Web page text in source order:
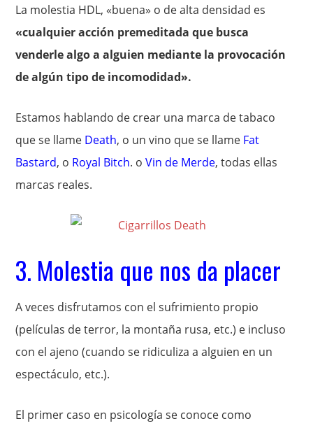
La molestia HDL, «buena» o de alta densidad es
«cualquier acción premeditada que busca
venderle algo a alguien mediante la provocación
de algún tipo de incomodidad».
Estamos hablando de crear una marca de tabaco
que se llame Death, o un vino que se llame Fat
Bastard, o Royal Bitch. oVin de Merde, todas ellas
marcas reales.
3. Molestia que nos da placer
A veces disfrutamos con el sufrimiento propio
(películas de terror, la montaña rusa, etc.) e incluso
con el ajeno (cuando se ridiculiza a alguien en un
espectáculo, etc.).
El primer caso en psicología se conoce como